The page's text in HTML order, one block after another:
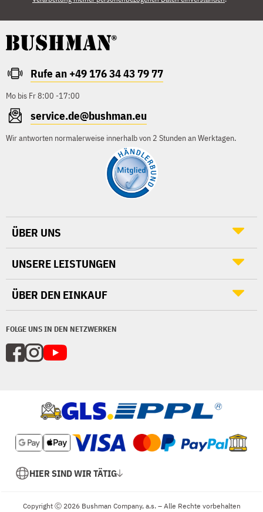
Rufe an +49 176 34 43 79 77
Mo bis Fr 8:00 -17:00
service.de@bushman.eu
Wir antworten normalerweise innerhalb von 2 Stunden an Werktagen.
FOLGE UNS IN DEN NETZWERKEN
ÜBER UNS
UNSERE LEISTUNGEN
ÜBER DEN EINKAUF
HIER SIND WIR TÄTIG
Copyright Ⓒ 2026 Bushman Company, a.s. – Alle Rechte vorbehalten